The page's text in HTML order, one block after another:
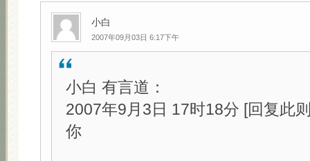
小白
2007年09月03日 6:17下午
小白 有言道：
2007年9月3日 17时18分 [回复此
你